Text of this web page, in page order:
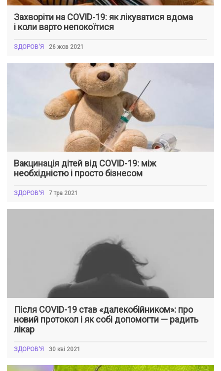
Захворіти на COVID-19: як лікуватися вдома
і коли варто непокоїтися
ЗДОРОВ'Я 26 жов 2021
Вакцинація дітей від COVID-19: між
необхідністю і просто бізнесом
ЗДОРОВ'Я 7 тра 2021
Після COVID-19 став «далекобійником»: про
новий протокол і як собі допомогти — радить
лікар
ЗДОРОВ'Я 30 кві 2021